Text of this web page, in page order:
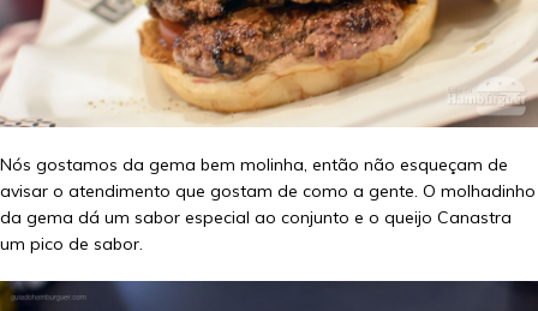
Nós gostamos da gema bem molinha, então não esqueçam de
avisar o atendimento que gostam de como a gente. O molhadinho
da gema dá um sabor especial ao conjunto e o queijo Canastra
um pico de sabor.